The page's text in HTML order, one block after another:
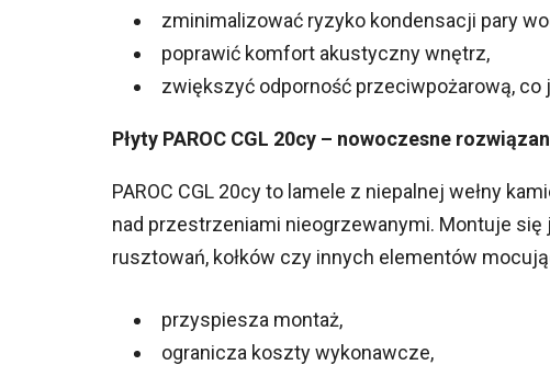
zminimalizować ryzyko kondensacji pary
poprawić komfort akustyczny wnętrz,
zwiększyć odporność przeciwpożarową,
Płyty PAROC CGL 20cy – nowoczesne
PAROC CGL 20cy to lamele z niepalnej wełny
nad przestrzeniami nieogrzewanymi. Montuje
rusztowań, kołków czy innych elementów
przyspiesza montaż,
ogranicza koszty wykonawcze,